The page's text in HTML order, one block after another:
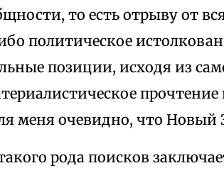
то есть отрыву от
политическое
позиции, исходя из
прочтение
меня очевидно, что Новый
рода поисков